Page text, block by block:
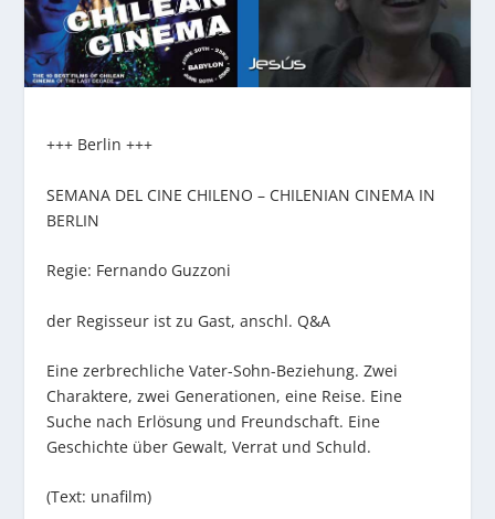
+++ Berlin +++
SEMANA DEL CINE CHILENO – CHILENIAN CINEMA IN
BERLIN
Regie: Fernando Guzzoni
der Regisseur ist zu Gast, anschl. Q&A
Eine zerbrechliche Vater-Sohn-Beziehung. Zwei
Charaktere, zwei Generationen, eine Reise. Eine
Suche nach Erlösung und Freundschaft. Eine
Geschichte über Gewalt, Verrat und Schuld.
(Text: unafilm)